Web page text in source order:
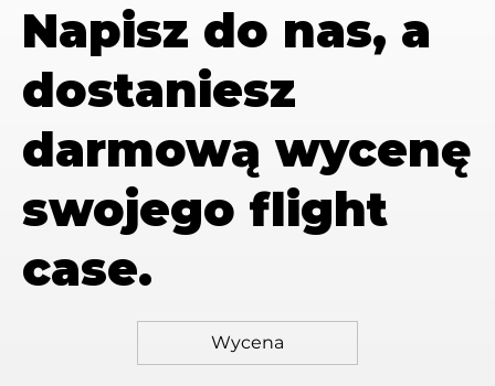
Napisz do nas, a
dostaniesz
darmową wycenę
swojego flight
case.